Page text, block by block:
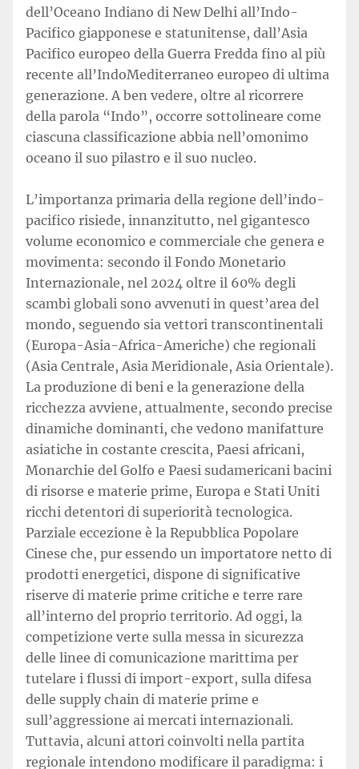
dell’Oceano Indiano di New Delhi all’Indo-
Pacifico giapponese e statunitense, dall’Asia
Pacifico europeo della Guerra Fredda fino al più
recente all’IndoMediterraneo europeo di ultima
generazione. A ben vedere, oltre al ricorrere
della parola “Indo”, occorre sottolineare come
ciascuna classificazione abbia nell’omonimo
oceano il suo pilastro e il suo nucleo.
L’importanza primaria della regione dell’indo-
pacifico risiede, innanzitutto, nel gigantesco
volume economico e commerciale che genera e
movimenta: secondo il Fondo Monetario
Internazionale, nel 2024 oltre il 60% degli
scambi globali sono avvenuti in quest’area del
mondo, seguendo sia vettori transcontinentali
(Europa-Asia-Africa-Americhe) che regionali
(Asia Centrale, Asia Meridionale, Asia Orientale).
La produzione di beni e la generazione della
ricchezza avviene, attualmente, secondo precise
dinamiche dominanti, che vedono manifatture
asiatiche in costante crescita, Paesi africani,
Monarchie del Golfo e Paesi sudamericani bacini
di risorse e materie prime, Europa e Stati Uniti
ricchi detentori di superiorità tecnologica.
Parziale eccezione è la Repubblica Popolare
Cinese che, pur essendo un importatore netto di
prodotti energetici, dispone di significative
riserve di materie prime critiche e terre rare
all’interno del proprio territorio. Ad oggi, la
competizione verte sulla messa in sicurezza
delle linee di comunicazione marittima per
tutelare i flussi di import-export, sulla difesa
delle supply chain di materie prime e
sull’aggressione ai mercati internazionali.
Tuttavia, alcuni attori coinvolti nella partita
regionale intendono modificare il paradigma: i